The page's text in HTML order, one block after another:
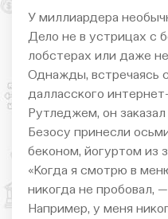
У миллиардера
Дело не в устрицах с
лобстерах или даже
Однажды, встречаясь
далласского
Рутледжем, он заказал
Безосу принесли
беконом, йогуртом из
«Когда я смотрю в
никогда не пробовал,
Например, у меня